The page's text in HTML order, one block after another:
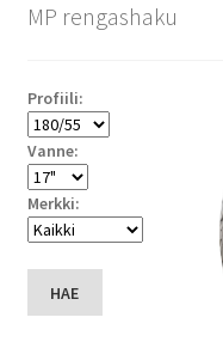
MP rengashaku
Profiili:
Vanne:
Merkki:
HAE